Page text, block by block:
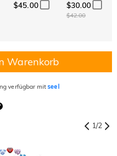
$45.00 $30.00
$42.00
Warenkorb
verfügbar mitseel
1/2